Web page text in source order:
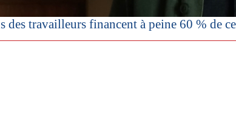
des travailleurs financent à peine 60 % de